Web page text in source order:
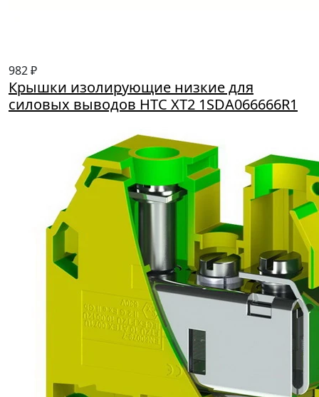
982 ₽
Крышки изолирующие низкие для
силовых выводов HTC XT2 1SDA066666R1